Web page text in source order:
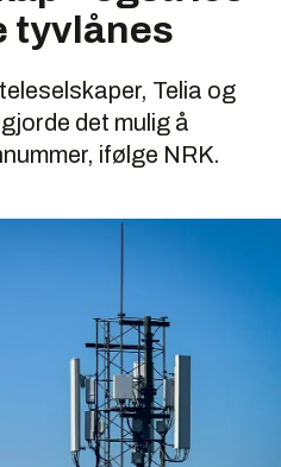
tyvlånes
Telia og
det mulig å
ifølge NRK.